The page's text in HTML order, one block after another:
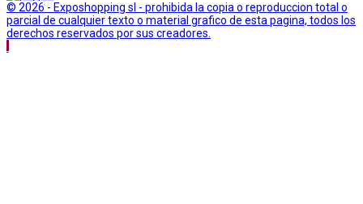
© 2026 - Exposhopping sl - prohibida la copia o reproduccion total o
parcial de cualquier texto o material grafico de esta pagina, todos los
derechos reservados por sus creadores.